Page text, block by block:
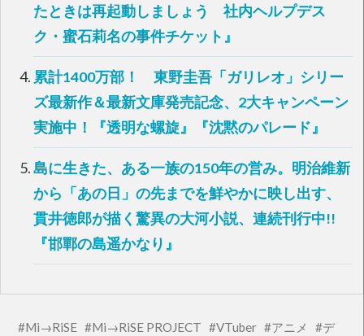
す
)
ウ
ィ
ン
ド
ウ
で
き
ま
す
)
たときは再起動しましょう 社内ヘルプデス
ク・蜜石莉名の事件チケット』
累計1400万部！ 東野圭吾「ガリレオ」シリー
ズ最新作＆最新文庫発売記念、2大キャンペーン
実施中！『透明な螺旋』『沈黙のパレード』
島に生きた、ある一族の150年の営み。明治維新
から「あの日」の先までを鮮やかに映し出す、
貫井徳郎が描く驚異の大河小説、連続刊行中!!
『邯鄲の島遥かなり』
Mi→RiSE Mi→RiSE PROJECT VTuber アニメ
デ